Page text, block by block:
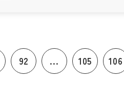
92 ... 105 106